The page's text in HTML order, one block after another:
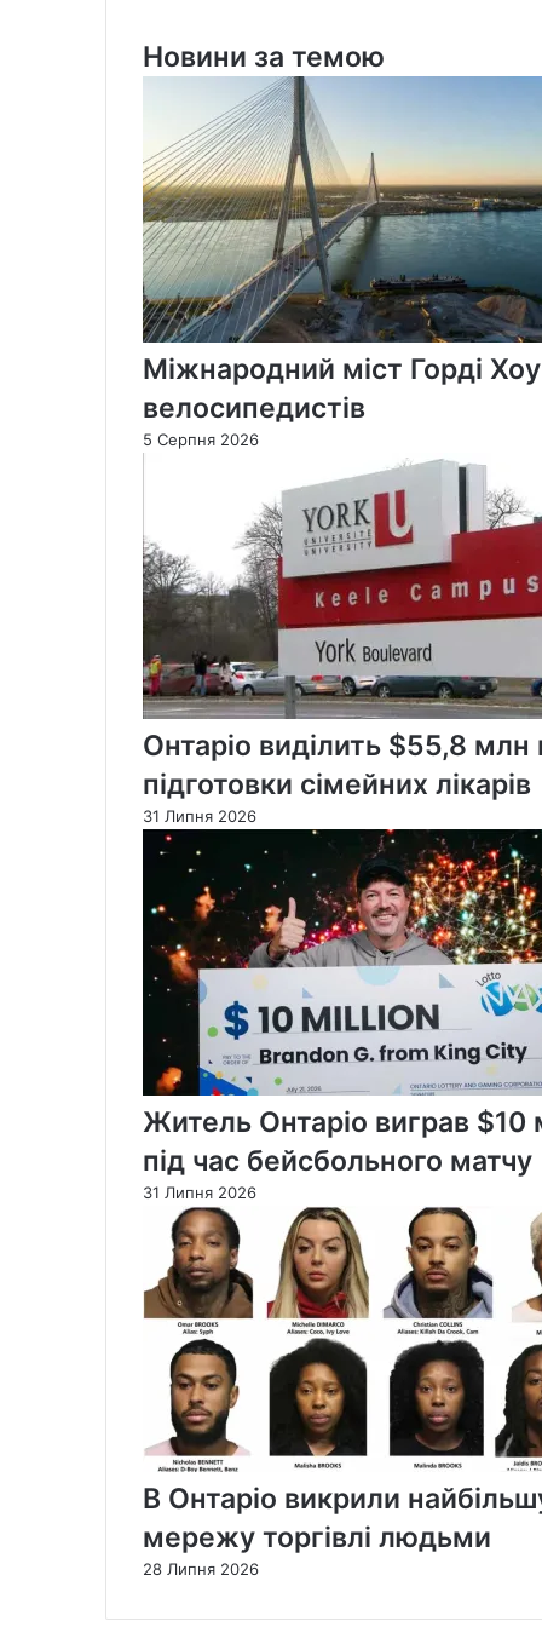
Новини за темою
Міжнародний міст Горді
велосипедистів
5 Серпня 2026
Онтаріо виділить $55,8
підготовки сімейних лікарів
31 Липня 2026
Житель Онтаріо виграв $10
під час бейсбольного матчу
31 Липня 2026
В Онтаріо викрили найбільшу
мережу торгівлі людьми
28 Липня 2026